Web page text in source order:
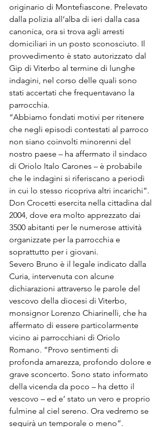
originario di Montefiascone. Prelevato
dalla polizia all’alba di ieri dalla casa
canonica, ora si trova agli arresti
domiciliari in un posto sconosciuto. Il
provvedimento è stato autorizzato dal
Gip di Viterbo al termine di lunghe
indagini, nel corso delle quali sono
stati accertati che frequentavano la
parrocchia.
“Abbiamo fondati motivi per ritenere
che negli episodi contestati al parroco
non siano coinvolti minorenni del
nostro paese – ha affermato il sindaco
di Oriolo Italo Carones – è probabile
che le indagini si riferiscano a periodi
in cui lo stesso ricopriva altri incarichi”.
Don Crocetti esercita nella cittadina dal
2004, dove era molto apprezzato dai
3500 abitanti per le numerose attività
organizzate per la parrocchia e
soprattutto per i giovani.
Severo Bruno è il legale indicato dalla
Curia, intervenuta con alcune
dichiarazioni attraverso le parole del
vescovo della diocesi di Viterbo,
monsignor Lorenzo Chiarinelli, che ha
affermato di essere particolarmente
vicino ai parrocchiani di Oriolo
Romano. ”Provo sentimenti di
profonda amarezza, profondo dolore e
grave sconcerto. Sono stato informato
della vicenda da poco – ha detto il
vescovo – ed e’ stato un vero e proprio
fulmine al ciel sereno. Ora vedremo se
seguirà un temporale o meno”.